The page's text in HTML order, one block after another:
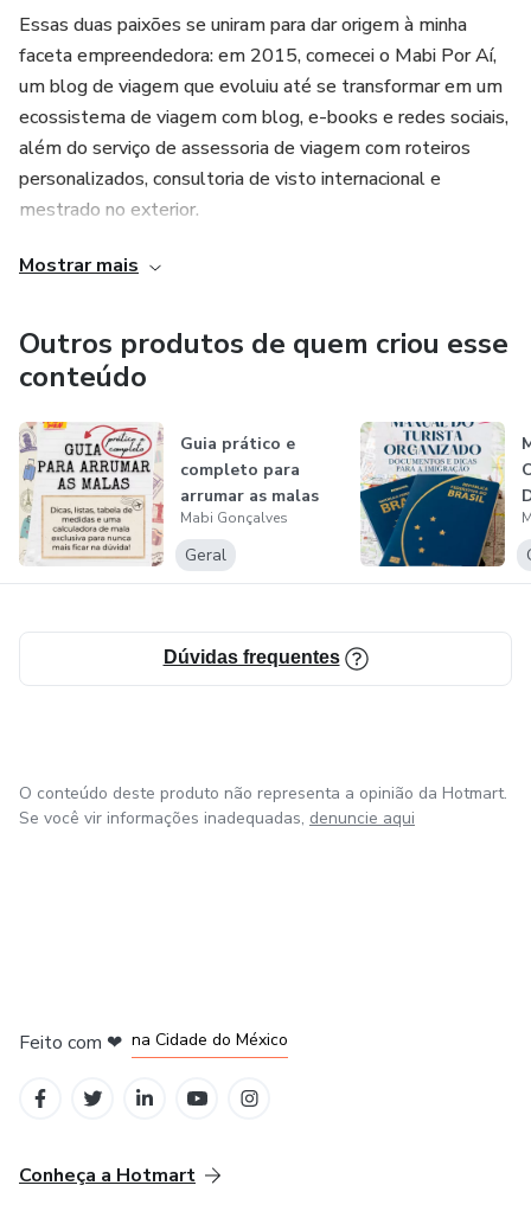
- Dia 2 - Centro Histórico e Cultural: do Museu do Amanhã
à Escadaria Selarón, passando pelos pontos imperdíveis do
centro carioca.
- Dia 3 - Os Clássicos Indispensáveis: a logística ideal para
visitar o Cristo Redentor e outros cartões-postais sem dor
de cabeça.
- Segurança e Logística: dicas valiosas sobre transporte
- Tabela de gastos: estimativa de custo para você preparar
- Checklist de Viagem: Um passo a passo para não
esquecer nada na mala.
Essas duas paixões se uniram para dar origem à minha
faceta empreendedora: em 2015, comecei o Mabi Por Aí,
um blog de viagem que evoluiu até se transformar em um
ecossistema de viagem com blog, e-books e redes sociais,
além do serviço de assessoria de viagem com roteiros
personalizados, consultoria de visto internacional e
mestrado no exterior.
Mostrar mais
Outros produtos de quem criou esse
conteúdo
Guia prático e
completo para
arrumar as malas
Mabi Gonçalves
Geral
Dúvidas frequentes
O conteúdo deste produto não representa a opinião da Hotmart.
Se você vir informações inadequadas, denuncie aqui
Feito com ❤ na Cidade do México
Conheça a Hotmart